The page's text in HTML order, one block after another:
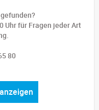
Uhr für Fragen jeder Art
80